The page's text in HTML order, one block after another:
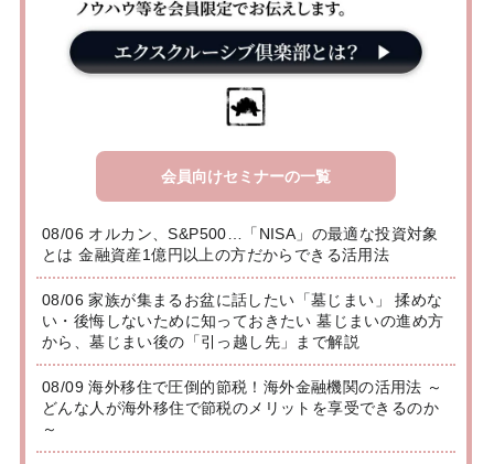
会員向けセミナーの一覧
08/06 オルカン、S&P500…「NISA」の最適な投資対象
とは 金融資産1億円以上の方だからできる活用法
08/06 家族が集まるお盆に話したい「墓じまい」 揉めな
い・後悔しないために知っておきたい 墓じまいの進め方
から、墓じまい後の「引っ越し先」まで解説
08/09 海外移住で圧倒的節税！海外金融機関の活用法 ～
どんな人が海外移住で節税のメリットを享受できるのか
～